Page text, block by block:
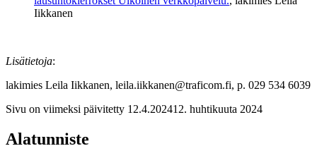
Iikkanen
Lisätietoja:
lakimies Leila Iikkanen, leila.iikkanen@traficom.fi, p. 029 534 6039
Sivu on viimeksi päivitetty 12.4.202412. huhtikuuta 2024
Alatunniste